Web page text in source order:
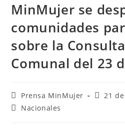
MinMujer se
comunidades
sobre la
Comunal del 23
Prensa MinMujer
21
Nacionales